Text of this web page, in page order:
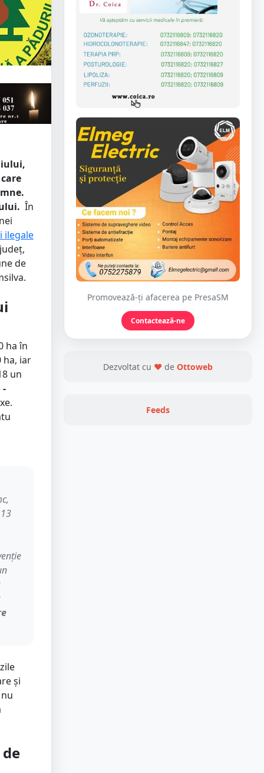
În
ilegale
de
ha în
ha, iar
un
-
și
Promovează-ți afacerea pe PresaSM
Contactează-ne
Dezvoltat cu ❤ de Ottoweb
Feeds